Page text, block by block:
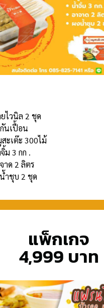
ไวนิล 2 ชุด
นเปื้อน
ะเต๊ะ 300ไม้
ม 3 กก .
าด 2 ลิตร
ำชุบ 2 ชุด
แพ็กเกจ
4,999 บาท